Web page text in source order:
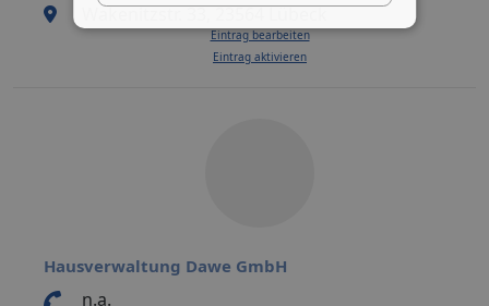
Wakenitzstr. 33, 23564 Lübeck
Eintrag bearbeiten
Eintrag aktivieren
Hausverwaltung Dawe GmbH
n.a.